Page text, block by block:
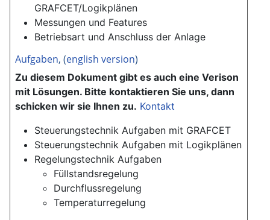
GRAFCET/Logikplänen
Messungen und Features
Betriebsart und Anschluss der Anlage
Aufgaben, (english version)
Zu diesem Dokument gibt es auch eine Verison
mit Lösungen. Bitte kontaktieren Sie uns, dann
schicken wir sie Ihnen zu. Kontakt
Steuerungstechnik Aufgaben mit GRAFCET
Steuerungstechnik Aufgaben mit Logikplänen
Regelungstechnik Aufgaben
Füllstandsregelung
Durchflussregelung
Temperaturregelung